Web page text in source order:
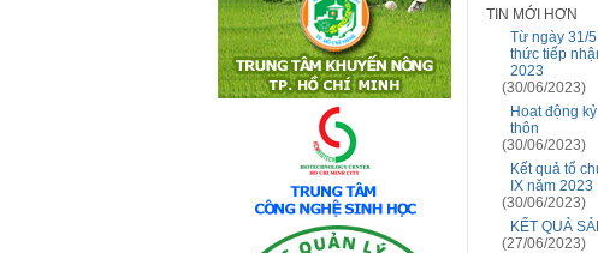
TIN MỚI HƠN
Từ ngày 31/
thức tiếp
2023
(30/06/2023)
Hoạt động
thôn
(30/06/2023)
Kết quả tổ
IX năm 2023
(30/06/2023)
KẾT QUẢ
(27/06/2023)